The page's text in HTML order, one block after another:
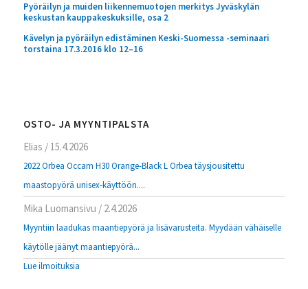
Pyöräilyn ja muiden liikennemuotojen merkitys Jyväskylän
keskustan kauppakeskuksille, osa 2
Kävelyn ja pyöräilyn edistäminen Keski-Suomessa -seminaari
torstaina 17.3.2016 klo 12–16
OSTO- JA MYYNTIPALSTA
Elias / 15.4.2026
2022 Orbea Occam H30 Orange-Black L Orbea täysjousitettu
maastopyörä unisex-käyttöön....
Mika Luomansivu / 2.4.2026
Myyntiin laadukas maantiepyörä ja lisävarusteita. Myydään vähäiselle
käytölle jäänyt maantiepyörä...
Lue ilmoituksia